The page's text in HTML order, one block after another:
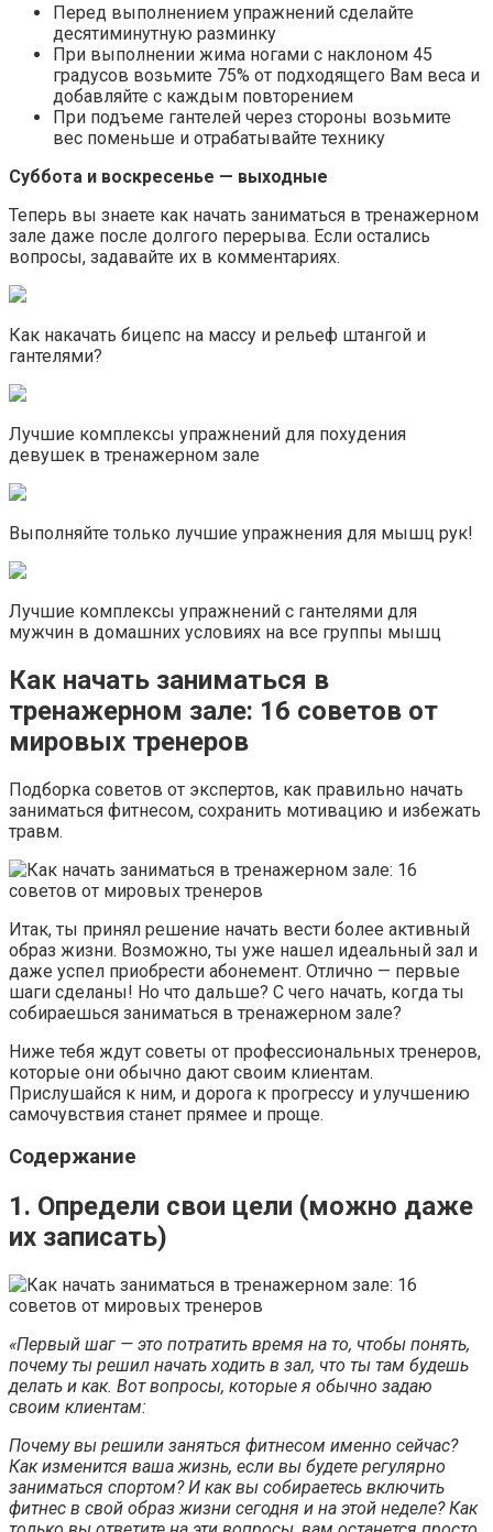
Перед выполнением упражнений сделайте
десятиминутную разминку
При выполнении жима ногами с наклоном 45
градусов возьмите 75% от подходящего Вам веса и
добавляйте с каждым повторением
При подъеме гантелей через стороны возьмите
вес поменьше и отрабатывайте технику
Суббота и воскресенье — выходные
Теперь вы знаете как начать заниматься в тренажерном
зале даже после долгого перерыва. Если остались
вопросы, задавайте их в комментариях.
Как накачать бицепс на массу и рельеф штангой и
гантелями?
Лучшие комплексы упражнений для похудения
девушек в тренажерном зале
Выполняйте только лучшие упражнения для мышц рук!
Лучшие комплексы упражнений с гантелями для
мужчин в домашних условиях на все группы мышц
Как начать заниматься в
тренажерном зале: 16 советов от
мировых тренеров
Подборка советов от экспертов, как правильно начать
заниматься фитнесом, сохранить мотивацию и избежать
травм.
Итак, ты принял решение начать вести более активный
образ жизни. Возможно, ты уже нашел идеальный зал и
даже успел приобрести абонемент. Отлично — первые
шаги сделаны! Но что дальше? С чего начать, когда ты
собираешься заниматься в тренажерном зале?
Ниже тебя ждут советы от профессиональных тренеров,
которые они обычно дают своим клиентам.
Прислушайся к ним, и дорога к прогрессу и улучшению
самочувствия станет прямее и проще.
Содержание
1. Определи свои цели (можно даже
их записать)
«Первый шаг — это потратить время на то, чтобы понять,
почему ты решил начать ходить в зал, что ты там будешь
делать и как. Вот вопросы, которые я обычно задаю
своим клиентам:
Почему вы решили заняться фитнесом именно сейчас?
Как изменится ваша жизнь, если вы будете регулярно
заниматься спортом? И как вы собираетесь включить
фитнес в свой образ жизни сегодня и на этой неделе? Как